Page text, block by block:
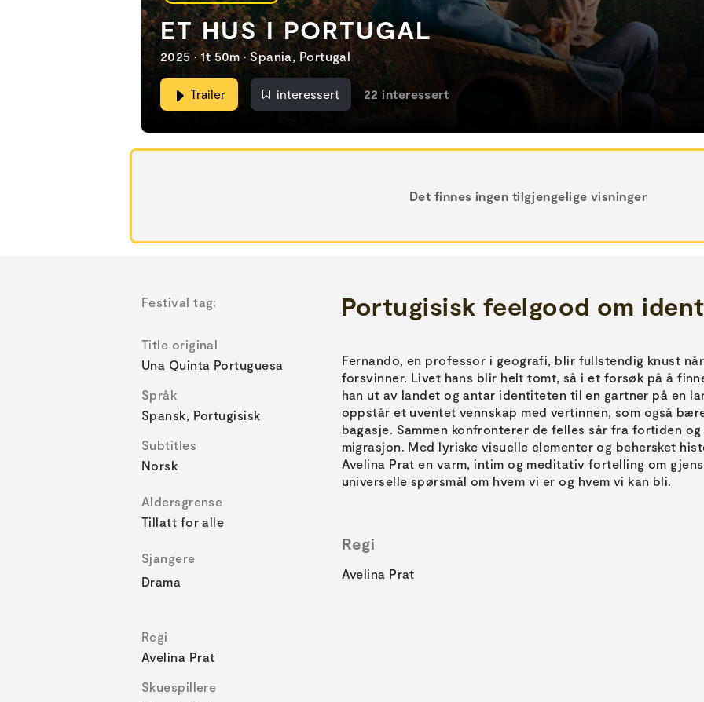
ET HUS I PORTUGAL
2025 • 1t 50m • Spania, Portugal
Trailer interessert 22 interessert
Det finnes ingen tilgjengelige visninger
Festival tag:
Title original
Una Quinta Portuguesa
Språk
Spansk, Portugisisk
Subtitles
Norsk
Aldersgrense
Tillatt for alle
Sjangere
Drama
Regi
Avelina Prat
Skuespillere
Portugisisk feelgood om
Fernando, en professor i geografi, blir fullstendig knust
forsvinner. Livet hans blir helt tomt, så i et forsøk på å
han ut av landet og antar identiteten til en gartner på en
oppstår et uventet vennskap med vertinnen, som også
bagasje. Sammen konfronterer de felles sår fra fortiden
migrasjon. Med lyriske visuelle elementer og behersket
Avelina Prat en varm, intim og meditativ fortelling om
universelle spørsmål om hvem vi er og hvem vi kan bli.
Regi
Avelina Prat